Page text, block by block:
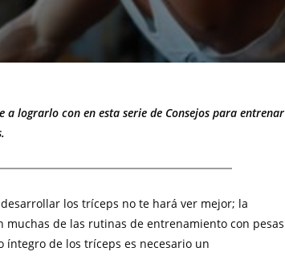
lograrlo con en esta serie de Consejos para entrenar
los tríceps no te hará ver mejor; la
de las rutinas de entrenamiento con pesas
de los tríceps es necesario un